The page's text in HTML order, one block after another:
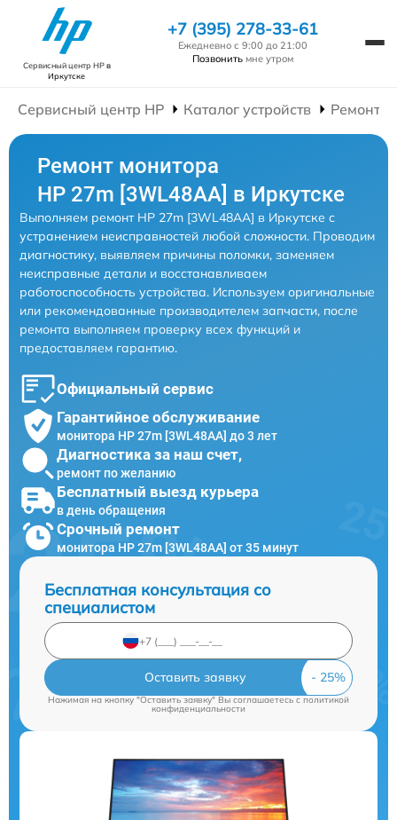
Сервисный центр HPв
Иркутске
+7 (395) 278-33-61
Ежедневно с 9:00 до 21:00
Позвонить мне утром
Сервисный центр HP Каталог устройств Ремонт
Ремонт монитора
HP 27m [3WL48AA] в Иркутске
Выполняем ремонт HP 27m [3WL48AA] в Иркутске с
устранением неисправностей любой сложности. Проводим
диагностику, выявляем причины поломки, заменяем
неисправные детали и восстанавливаем
работоспособность устройства. Используем оригинальные
или рекомендованные производителем запчасти, после
ремонта выполняем проверку всех функций и
предоставляем гарантию.
Официальный сервис
Гарантийное обслуживание
монитора HP 27m [3WL48AA] до 3 лет
Диагностика за наш счет,
ремонт по желанию
Бесплатный выезд курьера
в день обращения
Срочный ремонт
монитора HP 27m [3WL48AA] от 35 минут
Бесплатная консультация со
специалистом
Оставить заявку
Нажимая на кнопку "Оставить заявку" Вы соглашаетесь cполитикой
конфиденциальности